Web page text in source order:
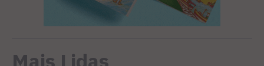
Mais Lidas